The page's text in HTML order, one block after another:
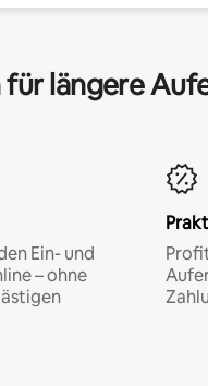
längere
Ein- und
– ohne